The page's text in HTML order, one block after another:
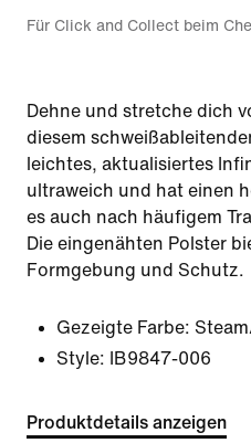
Für Click and Collect beim
Dehne und stretche dich
diesem
leichtes, aktualisiertes
ultraweich und hat einen
es auch nach häufigem
Die eingenähten Polster
Formgebung und Schutz.
Gezeigte Farbe:
Style:
IB9847-006
Produktdetails anzeigen